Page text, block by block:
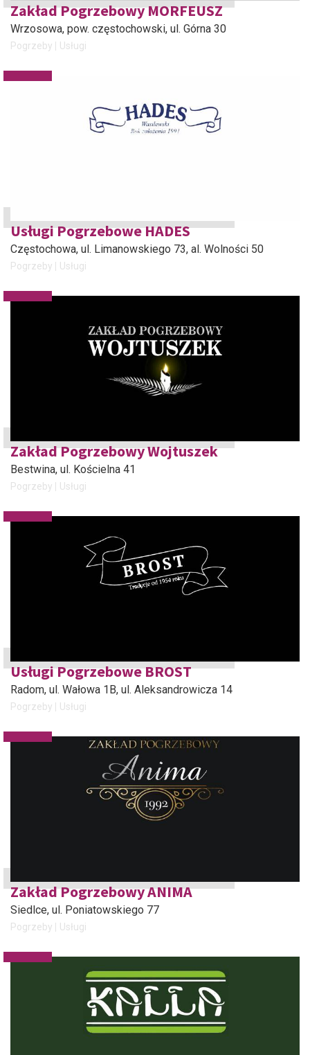
Zakład Pogrzebowy MORFEUSZ
Wrzosowa, pow. częstochowski, ul. Górna 30
Pogrzeby Usługi
Usługi Pogrzebowe HADES
Częstochowa, ul. Limanowskiego 73, al. Wolności 50
Pogrzeby Usługi
Zakład Pogrzebowy Wojtuszek
Bestwina, ul. Kościelna 41
Pogrzeby Usługi
Usługi Pogrzebowe BROST
Radom, ul. Wałowa 1B, ul. Aleksandrowicza 14
Pogrzeby Usługi
Zakład Pogrzebowy ANIMA
Siedlce, ul. Poniatowskiego 77
Pogrzeby Usługi